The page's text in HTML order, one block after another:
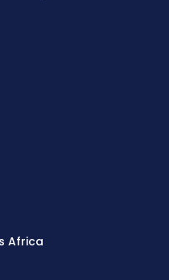
Africa